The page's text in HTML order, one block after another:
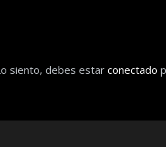
siento, debes estar conectado